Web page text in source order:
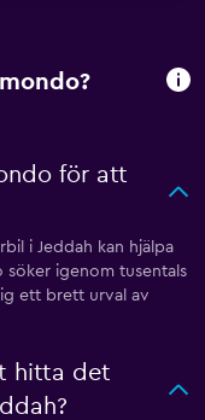
för att
i Jeddah kan hjälpa
igenom tusentals
ett brett urval av
hitta det